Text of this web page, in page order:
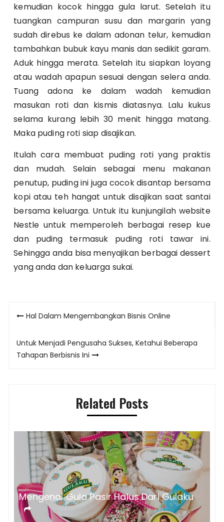
kemudian kocok hingga gula larut. Setelah itu
tuangkan campuran susu dan margarin yang
sudah direbus ke dalam adonan telur, kemudian
tambahkan bubuk kayu manis dan sedikit garam.
Aduk hingga merata. Setelah itu siapkan loyang
atau wadah apapun sesuai dengan selera anda.
Tuang adona ke dalam wadah kemudian
masukan roti dan kismis diatasnya. Lalu kukus
selama kurang lebih 30 menit hingga matang.
Maka puding roti siap disajikan.
Itulah cara membuat puding roti yang praktis
dan mudah. Selain sebagai menu makanan
penutup, puding ini juga cocok disantap bersama
kopi atau teh hangat untuk disajikan saat santai
bersama keluarga. Untuk itu kunjungilah website
Nestle untuk memperoleh berbagai resep kue
dan puding termasuk puding roti tawar ini.
Sehingga anda bisa menyajikan berbagai dessert
yang anda dan keluarga sukai.
PostHal Dalam Mengembangkan Bisnis Online
Untuk Menjadi Pengusaha Sukses, Ketahui Beberapa
Tahapan Berbisnis Ini
Related Posts
Mengenal Gula Pasir Halus Dari Gulaku